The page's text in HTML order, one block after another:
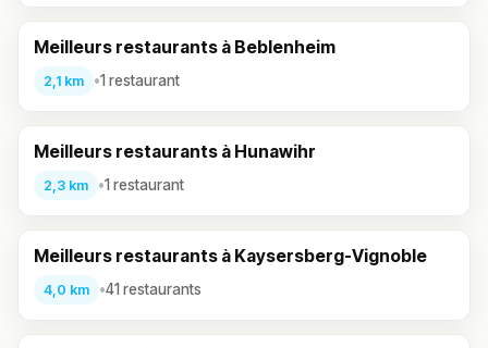
Meilleurs restaurants à Beblenheim
2,1 km •1 restaurant
Meilleurs restaurants à Hunawihr
2,3 km •1 restaurant
Meilleurs restaurants à Kaysersberg-Vignoble
4,0 km •41 restaurants